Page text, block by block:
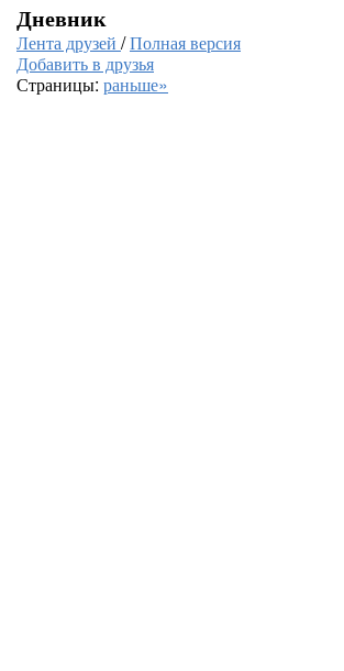
Дневник
Лента друзей /Полная версия
Добавить в друзья
Страницы: раньше»